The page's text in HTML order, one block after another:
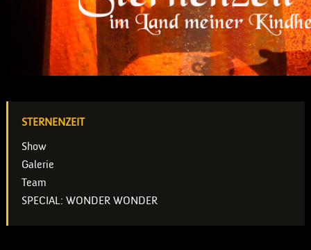
STERNENZEIT
Show
Galerie
Team
SPECIAL: WONDER WONDER